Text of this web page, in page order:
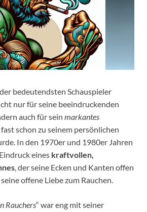
bedeutendsten Schauspieler
nur für seine beeindruckenden
auch für sein markantes
fast schon zu seinem persönlichen
In den 1970er und 1980er Jahren
eines kraftvollen,
, der seine Ecken und Kanten offen
offene Liebe zum Rauchen.
Rauchers“ war eng mit seiner